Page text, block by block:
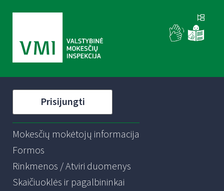
Prisijungti
Mokesčių mokėtojų informacija
Formos
Rinkmenos / Atviri duomenys
Skaičiuoklės ir pagalbininkai